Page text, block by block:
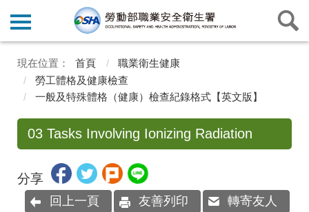
首頁
職業衛生健康
勞工體格及健康檢查
一般及特殊體格（健康）檢查紀錄格式【英文版】
03 Tasks Involving Ionizing Radiation
分享
回上一頁 友善列印 轉寄友人